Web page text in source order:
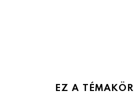
EZ A